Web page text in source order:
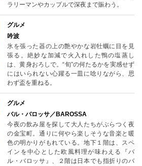
ラリーマンやカップルで深夜まで賑わう。
グルメ
吟波
氷を張った器の上の艶やかな岩牡蠣に目を見
張る。絶妙な加減で火入れした鴨の塩蒸し
は、黄身おろしで。“旬”の何たるかを実感せず
にはいられない心躍る一皿に唸りながら、思
わず盃を重ねる。
グルメ
バル・バロッサ／BAROSSA
今夜の飲み屋を探して大人たちがぶらつく夜
の金宝町。通りに何やら楽しそうな音楽と暖
色の明かりがもれている。地下１階は、スペ
インを中心とした欧風料理が味わえる『バ
ル・バロッサ』、２階は日本でも指折りのバ